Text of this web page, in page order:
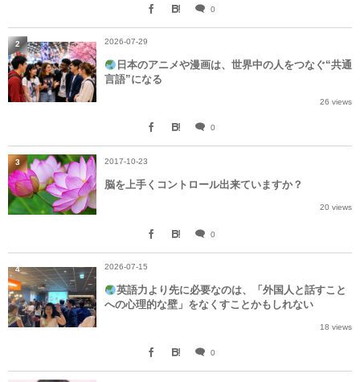
0
2026-07-29
日本のアニメや漫画は、世界中の人をつなぐ“共通
言語”になる
26 views
0
2
2017-10-23
脳を上手くコントロール出来ていますか？
20 views
0
3
2026-07-15
英語力より先に必要なのは、「外国人と話すこと
への心理的な壁」をなくすことかもしれない
18 views
0
4